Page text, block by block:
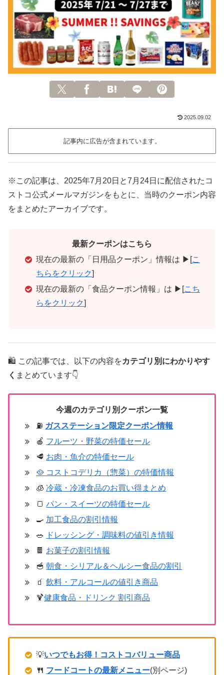
2025.09.02
記事内に広告が含まれています。
※この記事は、2025年7月20日と7月24日に配信されたコ
ストコ公式メールマガジンをもとに、当時のクーポン内容
をまとめたアーカイブです。
最新クーポンはこちら
現在の最新の「日用品クーポン」情報は ▶[こ
ちらをクリック]
現在の最新の「食品クーポン情報」は ▶[こち
らをクリック]
🛍️ この記事では、以下の内容をカテゴリ別にわかりやす
く まとめています👇
今週のカテゴリ別クーポン一覧
⛽ ガスステーション限定クーポン情報
🍎 フルーツ・野菜の特価セール
🥩 お肉・魚介の特価セール
🥘 コストコデリカ（惣菜）の特価情報
🧊冷蔵・冷凍食品のお買い得まとめ
🍞パン・スイーツの特価セール
🍳 加工食品の割引情報
🥗
ドレッシング・調味料の値引き情報
🍫 お菓子の割引情報
🥣朝食・シリアル＆ヘルシー食品の割引
🧃飲料・アルコールの値引き商品
🍹健康食品・ドリンク 割引商品
💡いつでもお得！コストコバリュー商品
🍴 フードコートの最新メニュー(別ページ)